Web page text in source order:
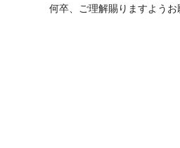
何卒、ご理解賜りますようお